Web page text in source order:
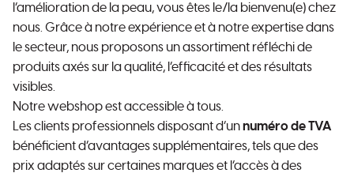
l’amélioration de la peau, vous êtes le/la bienvenu(e) chez
nous. Grâce à notre expérience et à notre expertise dans
le secteur, nous proposons un assortiment réfléchi de
produits axés sur la qualité, l’efficacité et des résultats
visibles.
Notre webshop est accessible à tous.
Les clients professionnels disposant d’unnuméro de TVA
bénéficient d’avantages supplémentaires, tels que des
prix adaptés sur certaines marques et l’accès à des